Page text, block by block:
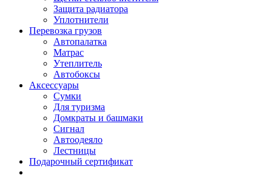
Защита радиатора
Уплотнители
Перевозка грузов
Автопалатка
Матрас
Утеплитель
Автобоксы
Аксессуары
Сумки
Для туризма
Домкраты и башмаки
Сигнал
Автоодеяло
Лестницы
Подарочный сертификат